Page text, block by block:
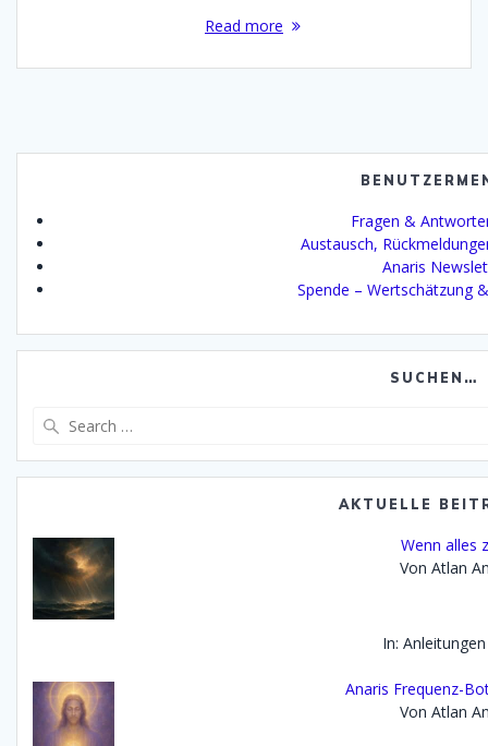
Read more
Fragen &
Austausch,
Anaris
Spende – Wertschätzung
SUCHEN…
AKTUELLE
Wenn alles
Von Atlan
In: Anleitungen
Anaris Frequenz-
Von Atlan